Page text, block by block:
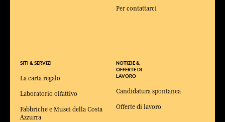
SITI & SERVIZI
La carta regalo
Laboratorio olfattivo
Fabbriche e Musei della Costa
Azzurra
Per contattarci
NOTIZIE &
OFFERTE DI
LAVORO
Candidatura spontanea
Offerte di lavoro